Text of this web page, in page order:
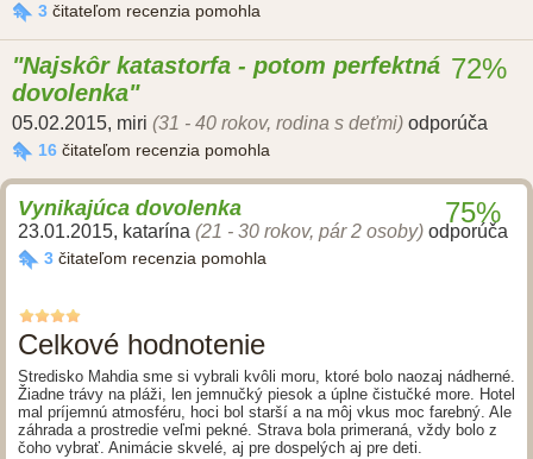
3 čitateľom recenzia pomohla
Najskôr katastorfa - potom perfektná
dovolenka
05.02.2015, miri (31 - 40 rokov, rodina s deťmi) odporúča
16 čitateľom recenzia pomohla
72%
Vynikajúca dovolenka
23.01.2015, katarína (21 - 30 rokov, pár 2 osoby) odporúča
3 čitateľom recenzia pomohla
75%
Celkové hodnotenie
Stredisko Mahdia sme si vybrali kvôli moru, ktoré bolo naozaj nádherné.
Žiadne trávy na pláži, len jemnučký piesok a úplne čistučké more. Hotel
mal príjemnú atmosféru, hoci bol starší a na môj vkus moc farebný. Ale
záhrada a prostredie veľmi pekné. Strava bola primeraná, vždy bolo z
čoho vybrať. Animácie skvelé, aj pre dospelých aj pre deti.